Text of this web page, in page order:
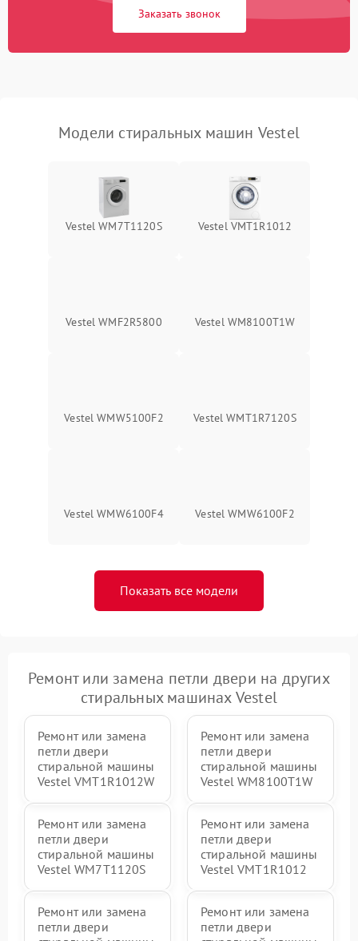
Заказать звонок
Модели стиральных машин Vestel
Vestel WM7T1120S Vestel VMT1R1012
Vestel WMF2R5800 Vestel WM8100T1W
Vestel WMW5100F2 Vestel WMT1R7120S
Vestel WMW6100F4 Vestel WMW6100F2
Показать все модели
Ремонт или замена петли двери на других
стиральных машинах Vestel
Ремонт или замена
петли двери
стиральной машины
Vestel VMT1R1012W
Ремонт или замена
петли двери
стиральной машины
Vestel WM8100T1W
Ремонт или замена
петли двери
стиральной машины
Vestel WM7T1120S
Ремонт или замена
петли двери
стиральной машины
Vestel VMT1R1012
Ремонт или замена
петли двери
Ремонт или замена
петли двери